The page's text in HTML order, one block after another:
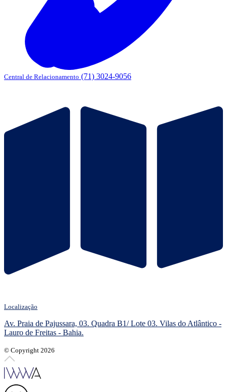
Central de Relacionamento (71) 3024-9056
Localização
Av. Praia de Pajussara, 03. Quadra B1/ Lote 03. Vilas do Atlântico -
Lauro de Freitas - Bahia.
© Copyright 2026